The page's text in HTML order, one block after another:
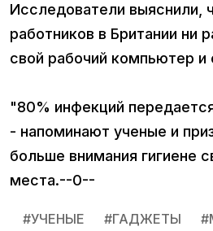
Исследователи выяснили,
работников в Британии ни
свой рабочий компьютер и
"80% инфекций
- напоминают ученые и
больше внимания гигиене
места.--0--
#УЧЕНЫЕ #ГАДЖЕТЫ #